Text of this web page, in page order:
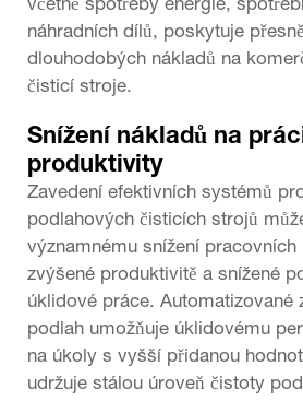
včetně spotřeby energie,
náhradních dílů, poskytuje
dlouhodobých nákladů na
čisticí stroje.
Snížení nákladů na
produktivity
Zavedení efektivních systémů
podlahových čisticích strojů
významnému snížení pracovních
zvýšené produktivitě a snížené
úklidové práce. Automatizované
podlah umožňuje úklidovému
na úkoly s vyšší přidanou
udržuje stálou úroveň čistoty